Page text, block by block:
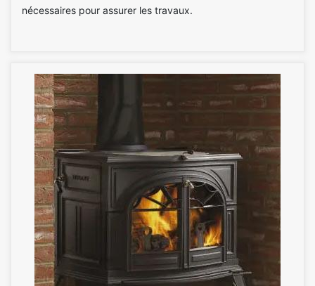
nécessaires pour assurer les travaux.